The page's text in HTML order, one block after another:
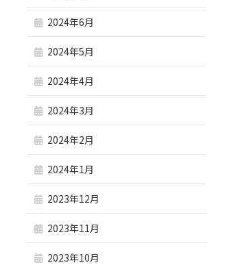
2024年6月
2024年5月
2024年4月
2024年3月
2024年2月
2024年1月
2023年12月
2023年11月
2023年10月